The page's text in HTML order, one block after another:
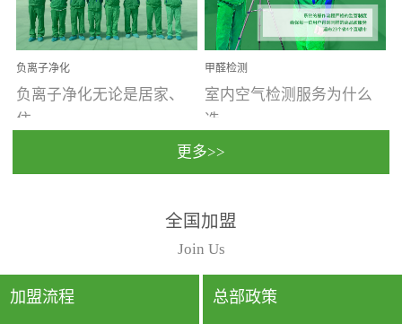
通风缓慢的空间最易滋生
大量霉菌的...
配件、皮具、装饰多，这
些都是汽...
负离子净化
负离子净化无论是居家、
住...
动，人类长时间停留的室
内空间都有整体消毒的需
要。因为空间内人流携带
的、空气...
甲醛检测
室内空气检测服务为什么
选...
行国家规定的标准检测方
法，空气采样量准确，检
测结果可靠，远胜于其他
检测...
更多>>
全国加盟
Join Us
加盟流程 总部政策